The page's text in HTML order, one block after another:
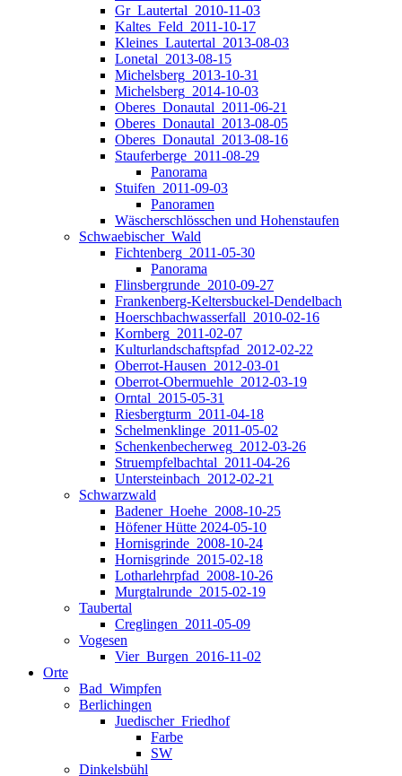
Gr_Lautertal_2010-11-03
Kaltes_Feld_2011-10-17
Kleines_Lautertal_2013-08-03
Lonetal_2013-08-15
Michelsberg_2013-10-31
Michelsberg_2014-10-03
Oberes_Donautal_2011-06-21
Oberes_Donautal_2013-08-05
Oberes_Donautal_2013-08-16
Stauferberge_2011-08-29
Panorama
Stuifen_2011-09-03
Panoramen
Wäscherschlösschen und Hohenstaufen
Schwaebischer_Wald
Fichtenberg_2011-05-30
Panorama
Flinsbergrunde_2010-09-27
Frankenberg-Keltersbuckel-Dendelbach
Hoerschbachwasserfall_2010-02-16
Kornberg_2011-02-07
Kulturlandschaftspfad_2012-02-22
Oberrot-Hausen_2012-03-01
Oberrot-Obermuehle_2012-03-19
Orntal_2015-05-31
Riesbergturm_2011-04-18
Schelmenklinge_2011-05-02
Schenkenbecherweg_2012-03-26
Struempfelbachtal_2011-04-26
Untersteinbach_2012-02-21
Schwarzwald
Badener_Hoehe_2008-10-25
Höfener Hütte 2024-05-10
Hornisgrinde_2008-10-24
Hornisgrinde_2015-02-18
Lotharlehrpfad_2008-10-26
Murgtalrunde_2015-02-19
Taubertal
Creglingen_2011-05-09
Vogesen
Vier_Burgen_2016-11-02
Orte
Bad_Wimpfen
Berlichingen
Juedischer_Friedhof
Farbe
SW
Dinkelsbühl